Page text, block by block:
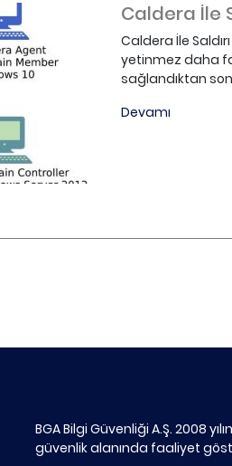
Caldera İle
Caldera İle
yetinmez daha
sağlandıktan
Devamı
BGA Bilgi Güvenliği A.Ş. 2008
güvenlik alanında faaliyet